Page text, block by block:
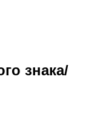
знака/